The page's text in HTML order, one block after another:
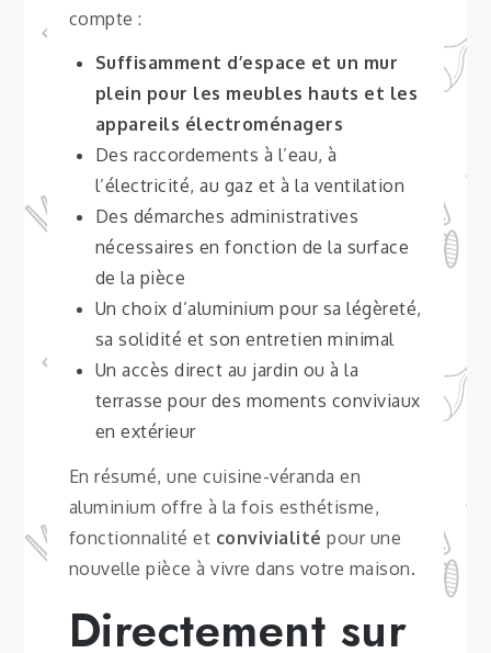
compte :
Suffisamment d’espace et un mur
plein pour les meubles hauts et les
appareils électroménagers
Des raccordements à l’eau, à
l’électricité, au gaz et à la ventilation
Des démarches administratives
nécessaires en fonction de la surface
de la pièce
Un choix d’aluminium pour sa légèreté,
sa solidité et son entretien minimal
Un accès direct au jardin ou à la
terrasse pour des moments conviviaux
en extérieur
En résumé, une cuisine-véranda en
aluminium offre à la fois esthétisme,
fonctionnalité et convivialité pour une
nouvelle pièce à vivre dans votre maison.
Directement sur